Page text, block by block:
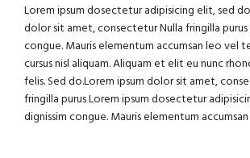
Lorem ipsum dosectetur adipisicing elit, sed
dolor sit amet, consectetur Nulla fringilla
congue. Mauris elementum accumsan leo vel
cursus nisl aliquam. Aliquam et elit eu nunc
felis. Sed do.Lorem ipsum dolor sit amet,
fringilla purus Lorem ipsum dosectetur
dignissim congue. Mauris elementum